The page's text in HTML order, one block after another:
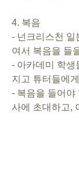
4. 복음
- 넌크리스천 일
여서 복음을
- 아카데미 학생
지고 튜터들에
- 복음을 들어야
사에 초대하고,